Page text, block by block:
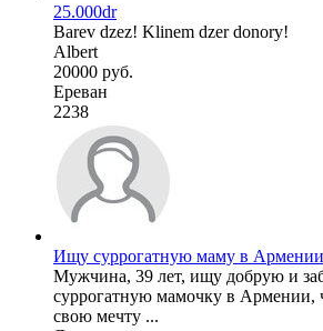
25.000dr
Barev dzez! Klinem dzer donory!
Albert
20000 руб.
Ереван
2238
Ищу суррогатную маму в Армении
Мужчина, 39 лет, ищу добрую и
суррогатную мамочку в Армении,
свою мечту ...